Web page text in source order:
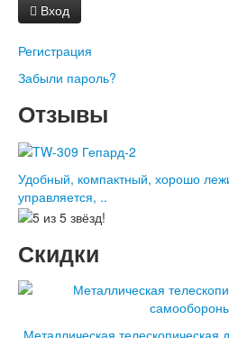
Вход
Регистрация
Забыли пароль?
Отзывы
Удобный, компактный, хорошо
управляется, ..
Скидки
Металлическая